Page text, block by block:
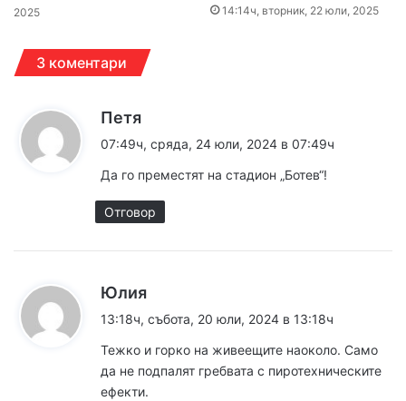
2025
14:14ч, вторник, 22 юли, 2025
3 коментари
Петя
а
а
:
07:49ч, сряда, 24 юли, 2024 в 07:49ч
Да го преместят на стадион „Ботев“!
Отговор
Юлия
а
а
:
13:18ч, събота, 20 юли, 2024 в 13:18ч
Тежко и горко на живеещите наоколо. Само
да не подпалят гребвата с пиротехническите
ефекти.